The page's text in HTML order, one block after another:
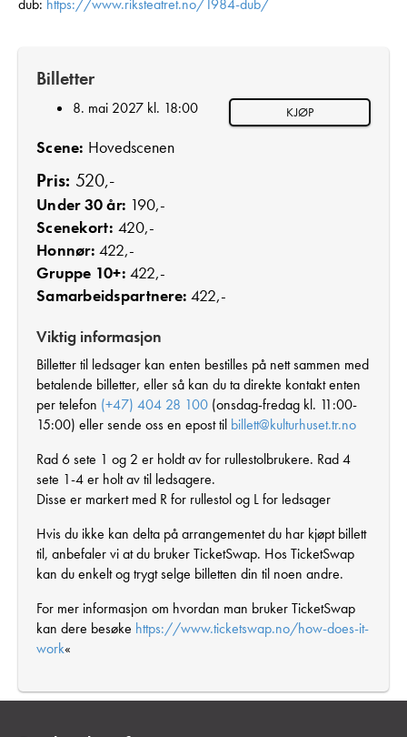
dub: https://www.riksteatret.no/1984-dub/
Billetter
8. mai 2027 kl. 18:00 KJØP
Scene: Hovedscenen
Pris: 520,-
Under 30 år: 190,-
Scenekort: 420,-
Honnør: 422,-
Gruppe 10+: 422,-
Samarbeidspartnere: 422,-
Viktig informasjon
Billetter til ledsager kan enten bestilles på nett sammen med
betalende billetter, eller så kan du ta direkte kontakt enten
per telefon (+47) 404 28 100 (onsdag-fredag kl. 11:00-
15:00) eller sende oss en epost til billett@kulturhuset.tr.no
Rad 6 sete 1 og 2 er holdt av for rullestolbrukere. Rad 4
sete 1-4 er holt av til ledsagere.
Disse er markert med R for rullestol og L for ledsager
Hvis du ikke kan delta på arrangementet du har kjøpt billett
til, anbefaler vi at du bruker TicketSwap. Hos TicketSwap
kan du enkelt og trygt selge billetten din til noen andre.
For mer informasjon om hvordan man bruker TicketSwap
kan dere besøke https://www.ticketswap.no/how-does-it-
work«